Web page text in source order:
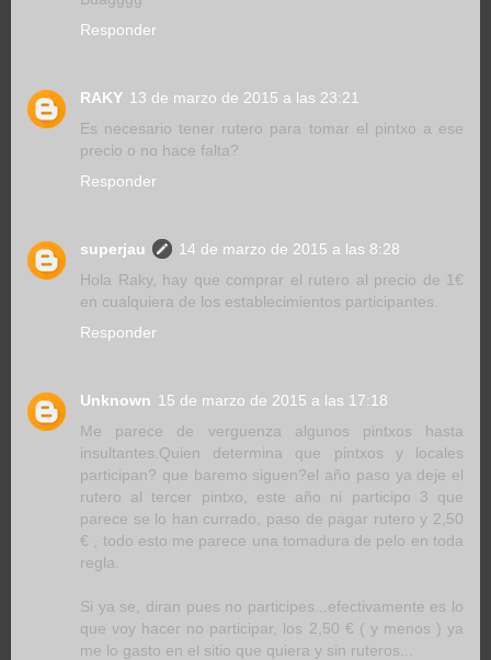
Responder
RAKY 13 de marzo de 2015 a las 23:21
Es necesario tener rutero para tomar el pintxo a ese
precio o no hace falta?
Responder
superjau
14 de marzo de 2015 a las 8:28
Hola Raky, hay que comprar el rutero al precio de 1€
en cualquiera de los establecimientos participantes.
Responder
Unknown 15 de marzo de 2015 a las 17:18
Me parece de verguenza algunos pintxos hasta
insultantes.Quien determina que pintxos y locales
participan? que baremo siguen?el año paso ya deje el
rutero al tercer pintxo, este año ni participo 3 que
parece se lo han currado, paso de pagar rutero y 2,50
€ , todo esto me parece una tomadura de pelo en toda
regla.
Si ya se, diran pues no participes...efectivamente es lo
que voy hacer no participar, los 2,50 € ( y menos ) ya
me lo gasto en el sitio que quiera y sin ruteros...